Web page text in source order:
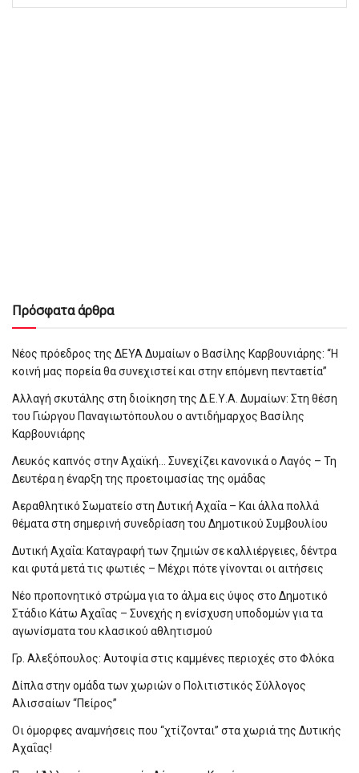
Πρόσφατα άρθρα
Νέος πρόεδρος της ΔΕΥΑ Δυμαίων ο Βασίλης Καρβουνιάρης: “Η
κοινή μας πορεία θα συνεχιστεί και στην επόμενη πενταετία”
Αλλαγή σκυτάλης στη διοίκηση της Δ.Ε.Υ.Α. Δυμαίων: Στη θέση
του Γιώργου Παναγιωτόπουλου ο αντιδήμαρχος Βασίλης
Καρβουνιάρης
Λευκός καπνός στην Αχαϊκή… Συνεχίζει κανονικά ο Λαγός – Τη
Δευτέρα η έναρξη της προετοιμασίας της ομάδας
Αεραθλητικό Σωματείο στη Δυτική Αχαΐα – Και άλλα πολλά
θέματα στη σημερινή συνεδρίαση του Δημοτικού Συμβουλίου
Δυτική Αχαΐα: Καταγραφή των ζημιών σε καλλιέργειες, δέντρα
και φυτά μετά τις φωτιές – Μέχρι πότε γίνονται οι αιτήσεις
Νέο προπονητικό στρώμα για το άλμα εις ύψος στο Δημοτικό
Στάδιο Κάτω Αχαΐας – Συνεχής η ενίσχυση υποδομών για τα
αγωνίσματα του κλασικού αθλητισμού
Γρ. Αλεξόπουλος: Αυτοψία στις καμμένες περιοχές στο Φλόκα
Δίπλα στην ομάδα των χωριών ο Πολιτιστικός Σύλλογος
Αλισσαίων “Πείρος”
Οι όμορφες αναμνήσεις που “χτίζονται” στα χωριά της Δυτικής
Αχαΐας!